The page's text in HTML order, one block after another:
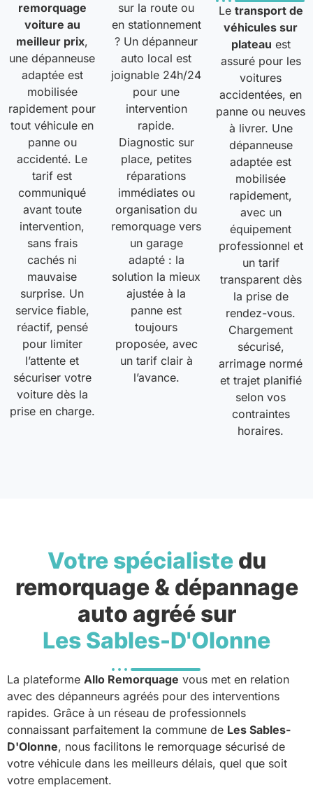
remorquage
voiture au
meilleur prix,
une dépanneuse
adaptée est
mobilisée
rapidement pour
tout véhicule en
panne ou
accidenté. Le
tarif est
communiqué
avant toute
intervention,
sans frais
cachés ni
mauvaise
surprise. Un
service fiable,
réactif, pensé
pour limiter
l’attente et
sécuriser votre
voiture dès la
prise en charge.
sur la route ou
en stationnement
? Un dépanneur
auto local est
joignable 24h/24
pour une
intervention
rapide.
Diagnostic sur
place, petites
réparations
immédiates ou
organisation du
remorquage vers
un garage
adapté : la
solution la mieux
ajustée à la
panne est
toujours
proposée, avec
un tarif clair à
l’avance.
Le transport de
véhicules sur
plateau est
assuré pour les
voitures
accidentées, en
panne ou neuves
à livrer. Une
dépanneuse
adaptée est
mobilisée
rapidement,
avec un
équipement
professionnel et
un tarif
transparent dès
la prise de
rendez-vous.
Chargement
sécurisé,
arrimage normé
et trajet planifié
selon vos
contraintes
horaires.
Votre spécialistedu
remorquage & dépannage
auto agréé sur
Les Sables-D'Olonne
La plateforme Allo Remorquage vous met en relation
avec des dépanneurs agréés pour des interventions
rapides. Grâce à un réseau de professionnels
connaissant parfaitement la commune de Les Sables-
D'Olonne, nous facilitons le remorquage sécurisé de
votre véhicule dans les meilleurs délais, quel que soit
votre emplacement.